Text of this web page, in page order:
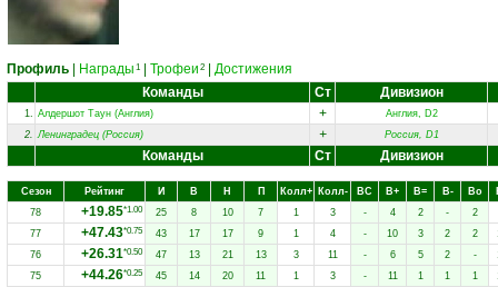
Профиль Награды 1 Трофеи 2
Достижения
Команды
Ст Дивизион
1. Алдершот Таун (Англия) +
Англия, D2
2. Ленинградец (Россия) + Россия, D1
Команды Ст Дивизион
Сезон Рейтинг И В Н П Колл+ Колл- ВC В+ В= В- Вo
78
+19.85*1.00 25 8 10 7 1 3 - 4 2 -
2
77
+47.43*0.75 43 17 17 9 1 4 - 10 3 2 2
76
+26.31*0.50 47 13 21 13 3 11 - 6 5 2 -
75
+44.26*0.25 45 14 20 11 1 3 - 11 1 1 1